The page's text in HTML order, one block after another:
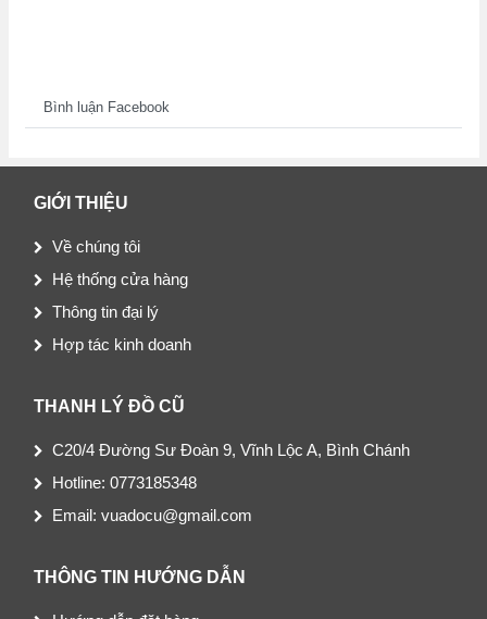
Bình luận Facebook
GIỚI THIỆU
Về chúng tôi
Hệ thống cửa hàng
Thông tin đại lý
Hợp tác kinh doanh
THANH LÝ ĐỒ CŨ
C20/4 Đường Sư Đoàn 9, Vĩnh Lộc A, Bình Chánh
Hotline: 0773185348
Email: vuadocu@gmail.com
THÔNG TIN HƯỚNG DẪN